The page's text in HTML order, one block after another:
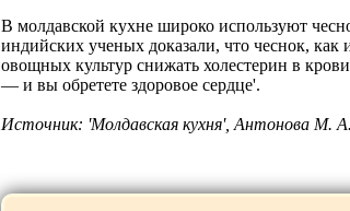
В молдавской кухне широко используют
индийских ученых доказали, что чеснок, как
овощных культур снижать холестерин в
— и вы обретете здоровое сердце'.
Источник: 'Молдавская кухня', Антонова М.